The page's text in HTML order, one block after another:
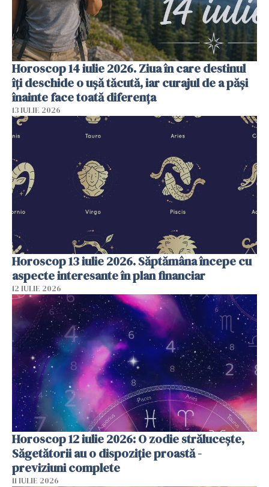
Horoscop 14 iulie 2026. Ziua în care destinul
îți deschide o ușă tăcută, iar curajul de a păși
înainte face toată diferența
13 IULIE 2026
Horoscop 13 iulie 2026. Săptămâna începe cu
aspecte interesante în plan financiar
12 IULIE 2026
Horoscop 12 iulie 2026: O zodie strălucește,
Săgetătorii au o dispoziție proastă -
previziuni complete
11 IULIE 2026